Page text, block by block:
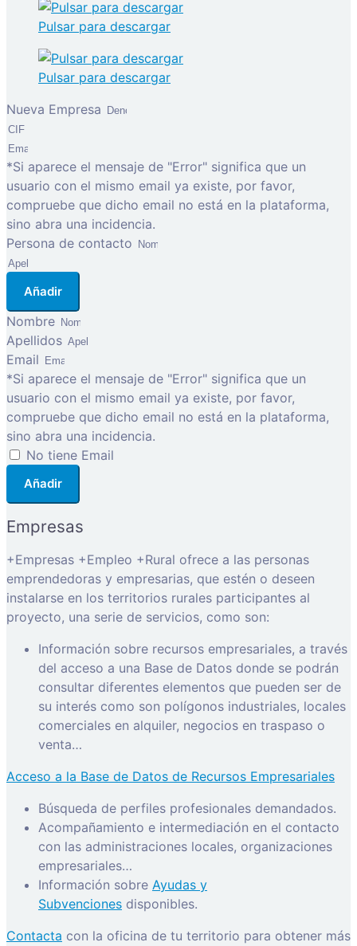
Pulsar para descargar
Pulsar para descargar
Nueva Empresa
*Si aparece el mensaje de "Error" significa que un
usuario con el mismo email ya existe, por favor,
compruebe que dicho email no está en la plataforma,
sino abra una incidencia.
Persona de contacto
Añadir
Nombre
Apellidos
Email
*Si aparece el mensaje de "Error" significa que un
usuario con el mismo email ya existe, por favor,
compruebe que dicho email no está en la plataforma,
sino abra una incidencia.
No tiene Email
Añadir
Empresas
+Empresas +Empleo +Rural ofrece a las personas
emprendedoras y empresarias, que estén o deseen
instalarse en los territorios rurales participantes al
proyecto, una serie de servicios, como son:
Información sobre recursos empresariales, a través
del acceso a una Base de Datos donde se podrán
consultar diferentes elementos que pueden ser de
su interés como son polígonos industriales, locales
comerciales en alquiler, negocios en traspaso o
venta…
Acceso a la Base de Datos de Recursos Empresariales
Búsqueda de perfiles profesionales demandados.
Acompañamiento e intermediación en el contacto
con las administraciones locales, organizaciones
empresariales…
Información sobre Ayudas y
Subvenciones disponibles.
Contacta con la oficina de tu territorio para obtener más